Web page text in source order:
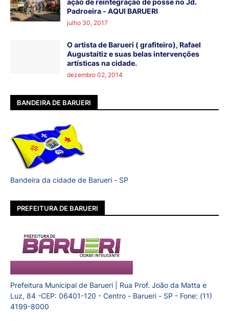
ação de reintegração de posse no Jd.
Padroeira - AQUI BARUERI
julho 30, 2017
O artista de Barueri ( grafiteiro), Rafael
Augustaitiz e suas belas intervenções
artísticas na cidade.
dezembro 02, 2014
BANDEIRA DE BARUERI
Bandeira da cidade de Barueri - SP
PREFEITURA DE BARUERI
Prefeitura Municipal de Barueri | Rua Prof. João da Matta e
Luz, 84 -CEP: 06401-120 - Centro - Barueri - SP - Fone: (11)
4199-8000